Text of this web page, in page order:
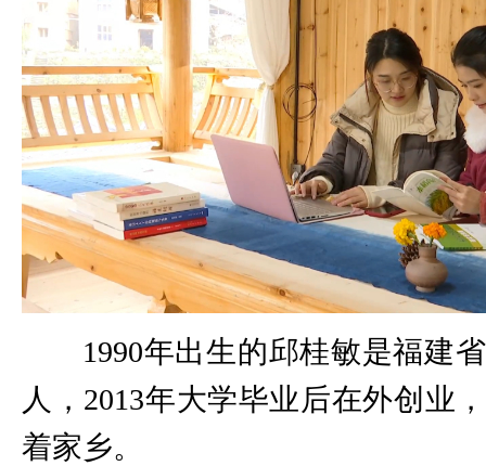
1990年出生的邱桂敏是福建
人，2013年大学毕业后在外创业
着家乡。